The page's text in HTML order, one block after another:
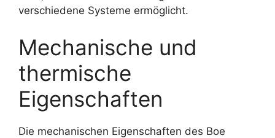
verschiedene Systeme ermöglicht.
Mechanische und
thermische
Eigenschaften
Die mechanischen Eigenschaften des Boe